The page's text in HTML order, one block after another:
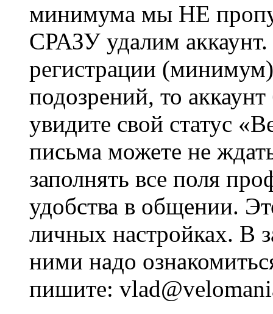
минимума мы НЕ
СРАЗУ удалим
регистрации
подозрений, то
увидите свой статус
письма можете не
заполнять все поля
удобства в общении.
личных настройках. В
ними надо
пишите: